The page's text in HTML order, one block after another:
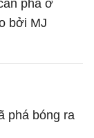
phá ở
bởi MJ
phá bóng ra